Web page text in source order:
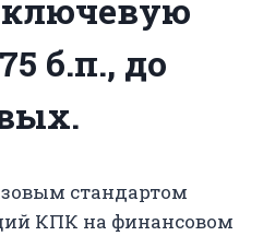
б.п., до
стандартом
КПК на финансовом